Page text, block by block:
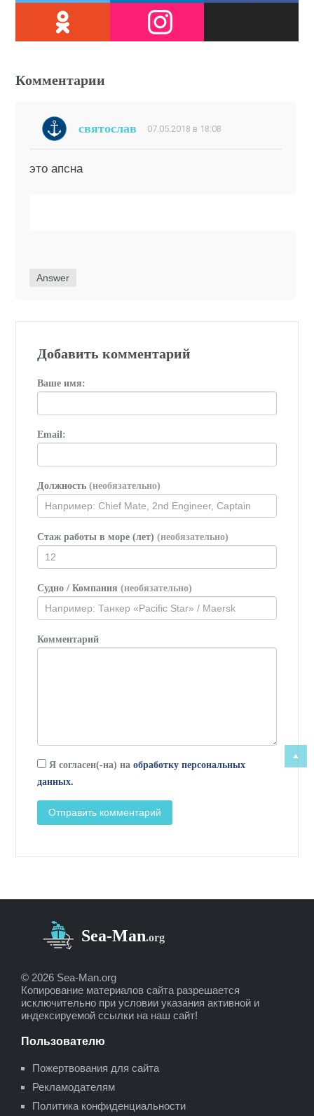
Комментарии
святослав 07.05.2018 в 18:08
это апсна
Answer
Добавить комментарий
Ваше имя:
Email:
Должность(необязательно)
Стаж работы в море (лет)(необязательно)
Судно / Компания(необязательно)
Комментарий
Я согласен(-на) наобработку персональных
данных.
© 2026 Sea-Man.org
Копирование материалов сайта разрешается
исключительно при условии указания активной и
индексируемой ссылки на наш сайт!
Пользователю
Пожертвования для сайта
Рекламодателям
Политика конфиденциальности